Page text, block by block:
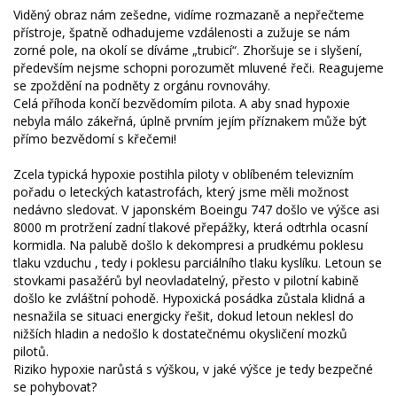
Viděný obraz nám zešedne, vidíme rozmazaně a nepřečteme
přístroje, špatně odhadujeme vzdálenosti a zužuje se nám
zorné pole, na okolí se díváme „trubicí“. Zhoršuje se i slyšení,
především nejsme schopni porozumět mluvené řeči. Reagujeme
se zpoždění na podněty z orgánu rovnováhy.
Celá příhoda končí bezvědomím pilota. A aby snad hypoxie
nebyla málo zákeřná, úplně prvním jejím příznakem může být
přímo bezvědomí s křečemi!
Zcela typická hypoxie postihla piloty v oblíbeném televizním
pořadu o leteckých katastrofách, který jsme měli možnost
nedávno sledovat. V japonském Boeingu 747 došlo ve výšce asi
8000 m protržení zadní tlakové přepážky, která odtrhla ocasní
kormidla. Na palubě došlo k dekompresi a prudkému poklesu
tlaku vzduchu , tedy i poklesu parciálního tlaku kyslíku. Letoun se
stovkami pasažérů byl neovladatelný, přesto v pilotní kabině
došlo ke zvláštní pohodě. Hypoxická posádka zůstala klidná a
nesnažila se situaci energicky řešit, dokud letoun neklesl do
nižších hladin a nedošlo k dostatečnému okysličení mozků
pilotů.
Riziko hypoxie narůstá s výškou, v jaké výšce je tedy bezpečné
se pohybovat?